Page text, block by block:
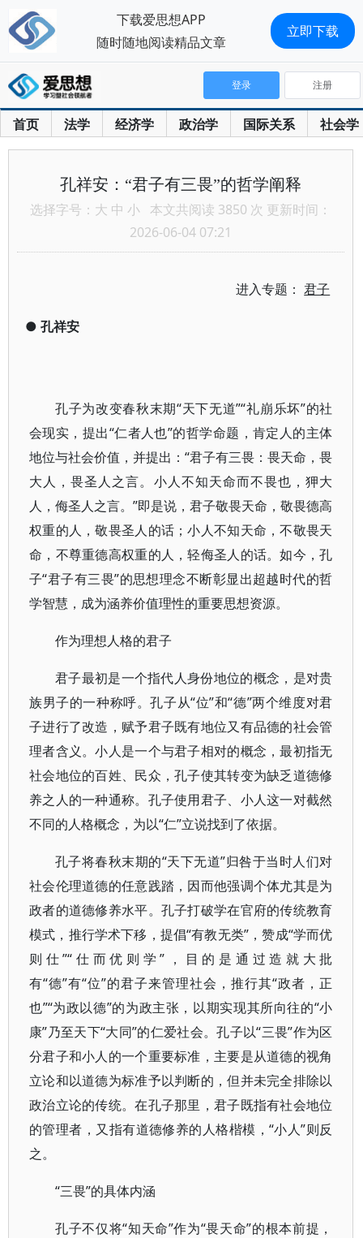
首页 法学 经济学 政治学 国际关系 社会学
登录 注册
孔祥安：“君子有三畏”的哲学阐释
选择字号： 大 中 小 本文共阅读 3850 次 更新时间：
2026-06-04 07:21
进入专题：君子
● 孔祥安
孔子为改变春秋末期“天下无道”“礼崩乐坏”的社
会现实，提出“仁者人也”的哲学命题，肯定人的主体
地位与社会价值，并提出：“君子有三畏：畏天命，畏
大人，畏圣人之言。小人不知天命而不畏也，狎大
人，侮圣人之言。”即是说，君子敬畏天命，敬畏德高
权重的人，敬畏圣人的话；小人不知天命，不敬畏天
命，不尊重德高权重的人，轻侮圣人的话。如今，孔
子“君子有三畏”的思想理念不断彰显出超越时代的哲
学智慧，成为涵养价值理性的重要思想资源。
作为理想人格的君子
君子最初是一个指代人身份地位的概念，是对贵
族男子的一种称呼。孔子从“位”和“德”两个维度对君
子进行了改造，赋予君子既有地位又有品德的社会管
理者含义。小人是一个与君子相对的概念，最初指无
社会地位的百姓、民众，孔子使其转变为缺乏道德修
养之人的一种通称。孔子使用君子、小人这一对截然
不同的人格概念，为以“仁”立说找到了依据。
孔子将春秋末期的“天下无道”归咎于当时人们对
社会伦理道德的任意践踏，因而他强调个体尤其是为
政者的道德修养水平。孔子打破学在官府的传统教育
模式，推行学术下移，提倡“有教无类”，赞成“学而优
则仕”“仕而优则学”，目的是通过造就大批
有“德”有“位”的君子来管理社会，推行其“政者，正
也”“为政以德”的为政主张，以期实现其所向往的“小
康”乃至天下“大同”的仁爱社会。孔子以“三畏”作为区
分君子和小人的一个重要标准，主要是从道德的视角
立论和以道德为标准予以判断的，但并未完全排除以
政治立论的传统。在孔子那里，君子既指有社会地位
的管理者，又指有道德修养的人格楷模，“小人”则反
之。
“三畏”的具体内涵
孔子不仅将“知天命”作为“畏天命”的根本前提，
下载爱思想APP
随时随地阅读精品文章
立即下载